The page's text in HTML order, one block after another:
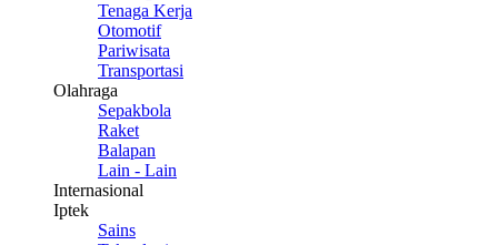
Tenaga Kerja
Otomotif
Pariwisata
Transportasi
Olahraga
Sepakbola
Raket
Balapan
Lain - Lain
Internasional
Iptek
Sains